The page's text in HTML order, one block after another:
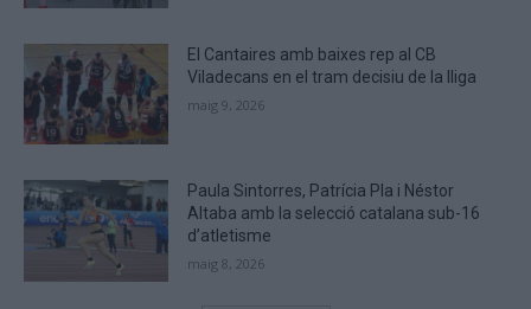
El Cantaires amb baixes rep al CB
Viladecans en el tram decisiu de la lliga
maig 9, 2026
Paula Sintorres, Patrícia Pla i Néstor
Altaba amb la selecció catalana sub-16
d’atletisme
maig 8, 2026